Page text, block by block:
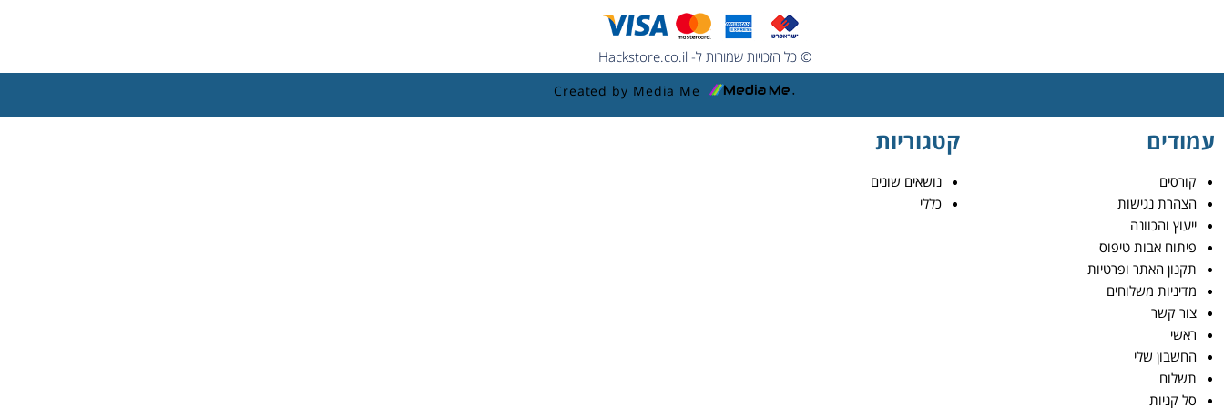
© כל הזכויות שמורות ל- Hackstore.co.il
Created by Media Me
עמודים
קורסים
הצהרת נגישות
ייעוץ והכוונה
פיתוח אבות טיפוס
תקנון האתר ופרטיות
מדיניות משלוחים
צור קשר
ראשי
החשבון שלי
תשלום
סל קניות
קטגוריות
נושאים שונים
כללי